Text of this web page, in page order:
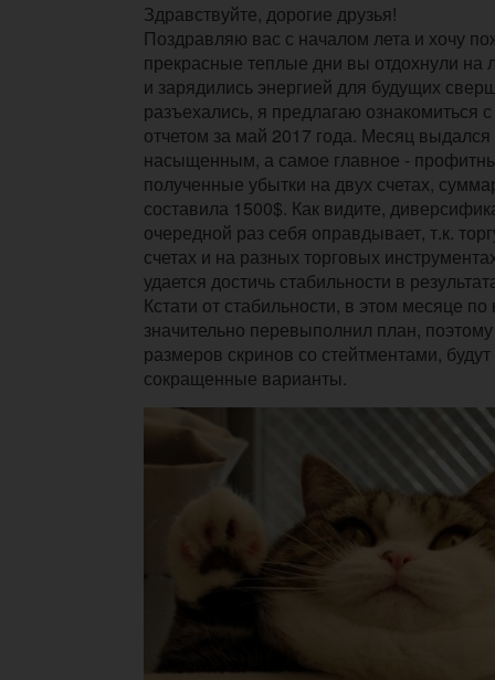
Здравствуйте, дорогие друзья!
Поздравляю вас с началом лета и хочу
прекрасные теплые дни вы отдохнули на
и зарядились энергией для будущих
разъехались, я предлагаю ознакомиться
отчетом за май 2017 года. Месяц
насыщенным, а самое главное -
полученные убытки на двух счетах,
составила 1500$. Как видите,
очередной раз себя оправдывает, т.к.
счетах и на разных торговых
удается достичь стабильности в
Кстати от стабильности, в этом месяце по
значительно перевыполнил план,
размеров скринов со стейтментами,
сокращенные варианты.